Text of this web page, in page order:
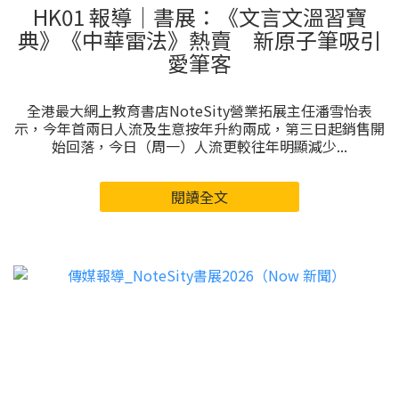
HK01 報導｜書展：《文言文溫習寶
典》《中華雷法》熱賣 新原子筆吸引
愛筆客
全港最大網上教育書店NoteSity營業拓展主任潘雪怡表
示，今年首兩日人流及生意按年升約兩成，第三日起銷售開
始回落，今日（周一）人流更較往年明顯減少...
閱讀全文